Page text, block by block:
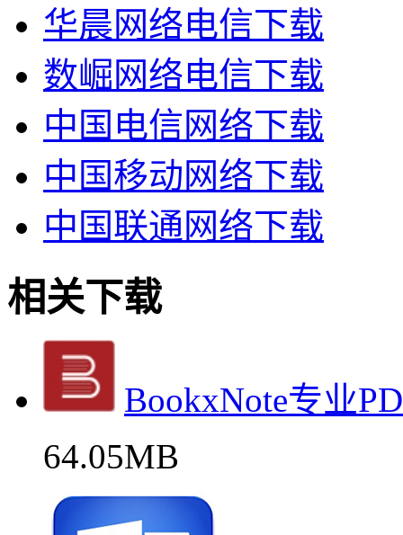
华晨网络电信下载
数崛网络电信下载
中国电信网络下载
中国移动网络下载
中国联通网络下载
相关下载
BookxNote专业
64.05MB